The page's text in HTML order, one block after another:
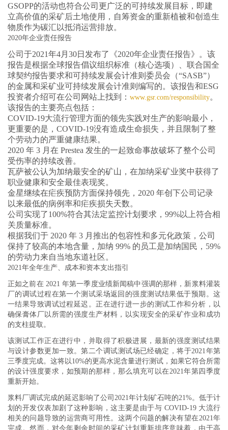
GSOPP的活动也符合公司更广泛的可持续发展目标，即建
立高价值的采矿后土地使用，自筹资金的重新植被和创造生
物质作为碳汇以抵消运营排放。
2020年企业责任报告
公司于2021年4月30日发布了《2020年企业责任报告》。该
报告是根据全球报告倡议组织标准（核心选项）、联合国全
球契约报告要求和可持续发展会计准则委员会（“SASB”）
的金属和采矿业可持续发展会计准则编写的。该报告和ESG
投资者介绍可在公司网站上找到： www.gsr.com/responsibility。
该报告的主要亮点包括：
COVID-19大流行管理方面的领先实践对生产的影响最小，
更重要的是，COVID-19没有造成生命损失，并且限制了整
个劳动力的严重健康结果。
2020 年 3 月在 Prestea 发生的一起致命事故破坏了整个公司
受伤率的持续改善。
瓦萨被公认为加纳最安全的矿山，在加纳采矿业奖中获得了
职业健康和安全最佳表现奖。
金星继续在疟疾预防方面保持领先，2020 年创下公司记录
以来最低的病例率和疟疾损失天数。
公司实现了100%符合其法定监控计划要求，99%以上符合相
关质量标准。
根据我们于 2020 年 3 月推出的包容性和多元化政策，公司
保持了较高的本地含量，加纳 99% 的员工是加纳国民，59%
的劳动力来自当地东道社区。
2021年全年生产、成本和资本支出指引
正如之前在 2021 年第一季度业绩新闻稿中强调的那样，新浆料灌装
厂的调试过程在第一个测试采场返回的强度测试结果低于预期。这
一结果导致调试过程延迟。正在进行进一步的测试工作和分析，以
确保膏体厂以所需的强度生产材料，以实现安全的采矿作业和成功
的支柱提取。
该测试工作正在进行中，并取得了积极进展，最新的强度测试结果
与设计参数更加一致。第二个调试测试场已经确定，将于2021年第
三季度完成。这将以10%的更高水泥含量进行测试，如果它符合所需
的设计强度要求，如预期的那样，那么填充可以在2021年第四季度
重新开始。
浆料厂调试完成的延迟影响了公司2021年计划矿石吨的21%。低于计
划的开发仪表加剧了这种影响，这主要是由于与 COVID-19 大流行
相关的问题导致的运营商可用性。这两个问题的解决有望在2021年
完成。然而，对今年剩余时间的采矿计划重新排序意味着，由于高